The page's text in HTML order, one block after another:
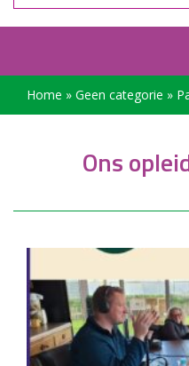
Home » Geen categorie »
Ons